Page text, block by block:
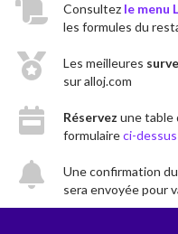
Consultez le menu
les formules du
Les meilleures
sur alloj.com
Réservez une table
formulaireci-dessus
Une confirmation
sera envoyée pour